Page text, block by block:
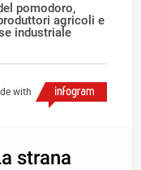
pomodoro,
agricoli e
industriale
with
strana